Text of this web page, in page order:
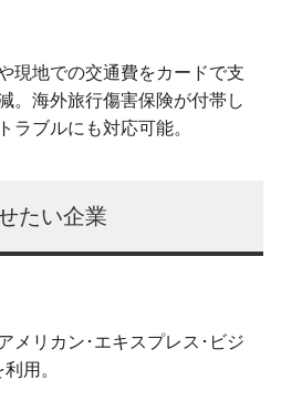
現地での交通費をカードで支
。海外旅行傷害保険が付帯し
ラブルにも対応可能。
たい企業
メリカン･エキスプレス･ビジ
用。